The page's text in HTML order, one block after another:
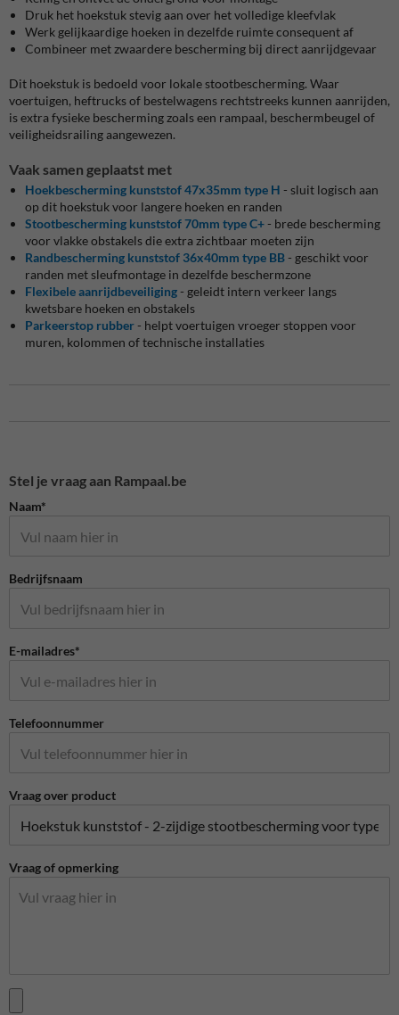
Druk het hoekstuk stevig aan over het volledige kleefvlak
Werk gelijkaardige hoeken in dezelfde ruimte consequent af
Combineer met zwaardere bescherming bij direct aanrijdgevaar
Dit hoekstuk is bedoeld voor lokale stootbescherming. Waar
voertuigen, heftrucks of bestelwagens rechtstreeks kunnen aanrijden,
is extra fysieke bescherming zoals een rampaal, beschermbeugel of
veiligheidsrailing aangewezen.
Vaak samen geplaatst met
Hoekbescherming kunststof 47x35mm type H - sluit logisch aan
op dit hoekstuk voor langere hoeken en randen
Stootbescherming kunststof 70mm type C+- brede bescherming
voor vlakke obstakels die extra zichtbaar moeten zijn
Randbescherming kunststof 36x40mm type BB- geschikt voor
randen met sleufmontage in dezelfde beschermzone
Flexibele aanrijdbeveiliging- geleidt intern verkeer langs
kwetsbare hoeken en obstakels
Parkeerstop rubber- helpt voertuigen vroeger stoppen voor
muren, kolommen of technische installaties
Stel je vraag aan Rampaal.be
Naam*
Bedrijfsnaam
E-mailadres*
Telefoonnummer
Vraag over product
Vraag of opmerking